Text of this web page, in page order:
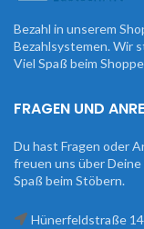
Bezahl in unserem
Bezahlsystemen. Wir
Viel Spaß beim
FRAGEN UND
Du hast Fragen oder
freuen uns über
Spaß beim Stöbern.
Hünerfeldstraße